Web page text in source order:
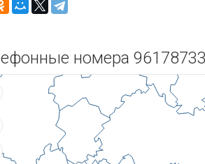
номера